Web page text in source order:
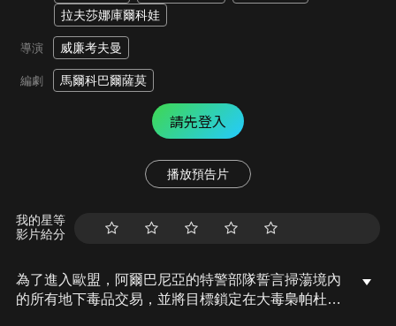
拉夫莎娜庫爾科娃
導演 威廉考夫曼
編劇 馬爾科巴爾薩莫
請先登入
播放預告片
我的星等
影片給分
為了進入歐盟，阿爾巴尼亞的特警部隊誓言掃蕩境內
的所有地下毒品交易，並將目標鎖定在大毒梟帕杜